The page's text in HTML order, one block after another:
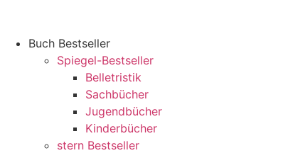
springenBuch Bestseller
Spiegel-Bestseller
Belletristik
Sachbücher
Jugendbücher
Kinderbücher
stern Bestseller